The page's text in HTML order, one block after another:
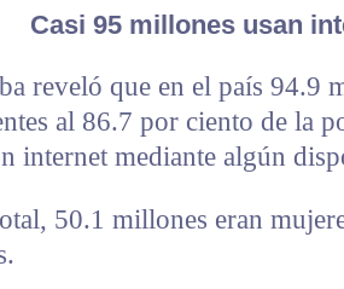
Casi 95 millones usan
reveló que en el país 94.9
al 86.7 por ciento de la
internet mediante algún
50.1 millones eran